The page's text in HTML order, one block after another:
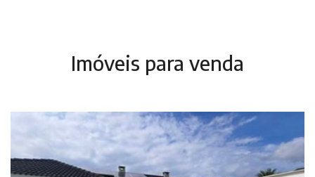
Imóveis para venda